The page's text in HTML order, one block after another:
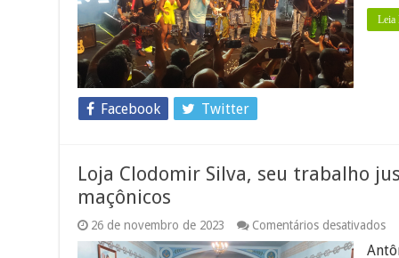
Leia
Facebook Twitter
Loja Clodomir Silva, seu trabalho
maçônicos
26 de novembro de 2023 Comentários desativadosem